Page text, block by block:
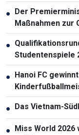
● Der
Maßnahmen zur
●
Studentenspiele
● Hanoi FC
● Das Vietnam-
● Miss World 2026